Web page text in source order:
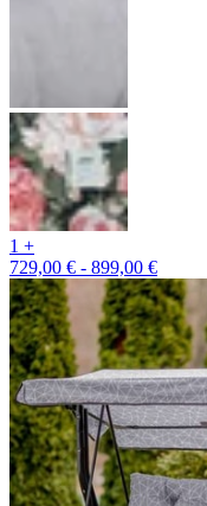
1 +
729,00 € - 899,00 €